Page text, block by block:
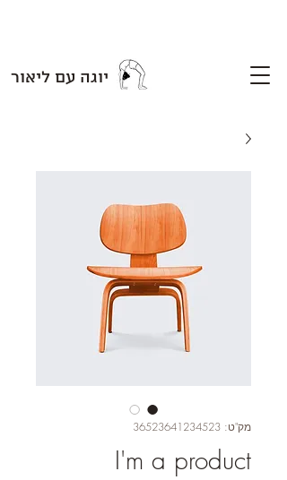
יוגה עם ליאור
מק"ט: 36523641234523
I'm a product